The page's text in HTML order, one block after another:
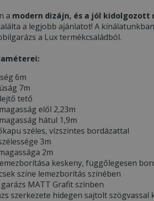
a modern dizájn, és a jól kidolgozott
a legjobb ajánlatot! A
a Lux termékcsaládból.
6m
7m
tető
elől 2,23m
hátul 1,9m
széles, vízszintes bordázattal
3m
2m
keskeny, függőlegesen
színe lemezborítás színében
MATT Grafit színben
szerkezete hidegen sajtolt szögvassal